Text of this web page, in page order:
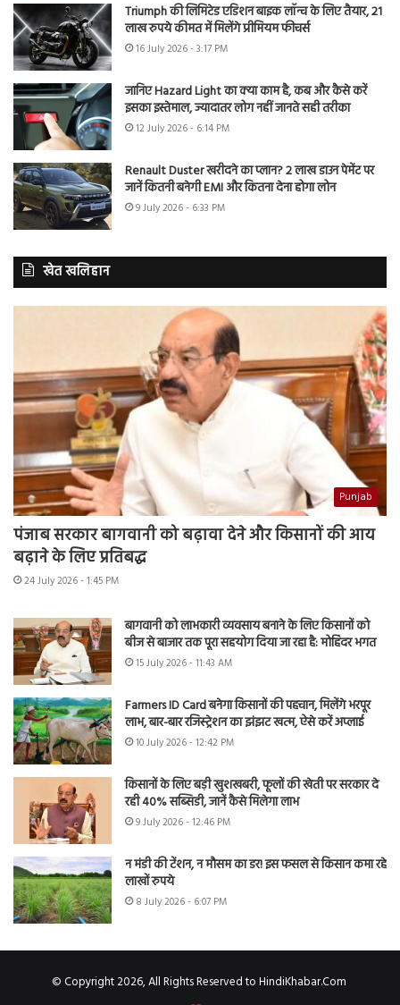
Triumph की लिमिटेड एडिशन बाइक लॉन्च के लिए तैयार, 21
लाख रुपये कीमत में मिलेंगे प्रीमियम फीचर्स
16 July 2026 - 3:17 PM
जानिए Hazard Light का क्या काम है, कब और कैसे करें
इसका इस्तेमाल, ज्यादातर लोग नहीं जानते सही तरीका
12 July 2026 - 6:14 PM
Renault Duster खरीदने का प्लान? 2 लाख डाउन पेमेंट पर
जानें कितनी बनेगी EMI और कितना देना होगा लोन
9 July 2026 - 6:33 PM
खेत खलिहान
Punjab
पंजाब सरकार बागवानी को बढ़ावा देने और किसानों की आय
बढ़ाने के लिए प्रतिबद्ध
24 July 2026 - 1:45 PM
बागवानी को लाभकारी व्यवसाय बनाने के लिए किसानों को
बीज से बाजार तक पूरा सहयोग दिया जा रहा है: मोहिंदर भगत
15 July 2026 - 11:43 AM
Farmers ID Card बनेगा किसानों की पहचान, मिलेंगे भरपूर
लाभ, बार-बार रजिस्ट्रेशन का झंझट खत्म, ऐसे करें अप्लाई
10 July 2026 - 12:42 PM
किसानों के लिए बड़ी खुशखबरी, फूलों की खेती पर सरकार दे
रही 40% सब्सिडी, जानें कैसे मिलेगा लाभ
9 July 2026 - 12:46 PM
न मंडी की टेंशन, न मौसम का डर! इस फसल से किसान कमा रहे
लाखों रुपये
8 July 2026 - 6:07 PM
© Copyright 2026, All Rights Reserved to HindiKhabar.Com